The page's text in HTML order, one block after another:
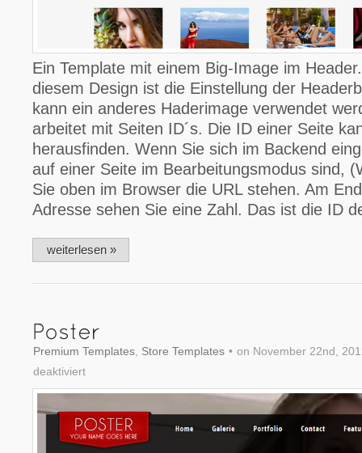
Ein Template mit einem Big-Image im
diesem Design ist die Einstellung der
kann ein anderes Haderimage verwendet
arbeitet mit Seiten ID´s. Die ID einer Seite
herausfinden. Wenn Sie sich im Backend
auf einer Seite im Bearbeitungsmodus sind,
Sie oben im Browser die URL stehen. Am
Adresse sehen Sie eine Zahl. Das ist die ID
weiterlesen »
Premium Templates Store Templates • on November 22nd,
deaktiviert